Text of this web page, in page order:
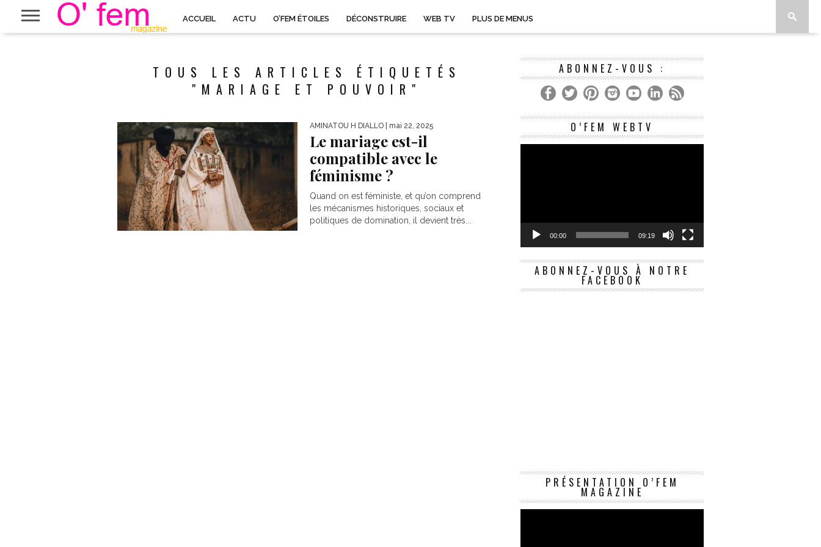
ACCUEIL ACTU O’FEM ÉTOILES DÉCONSTRUIRE WEB TV PLUS DE MENUS
TOUS LES ARTICLES ÉTIQUETÉS
"MARIAGE ET POUVOIR"
AMINATOU H DIALLO | mai 22, 2025
Le mariage est-il
compatible avec le
féminisme ?
Quand on est féministe, et qu’on comprend
les mécanismes historiques, sociaux et
politiques de domination, il devient très...
ABONNEZ-VOUS :
O’FEM WEBTV
Lecteur
00:00 09:19
ABONNEZ-VOUS À NOTRE
FACEBOOK
PRÉSENTATION O’FEM
MAGAZINE
Lecteur